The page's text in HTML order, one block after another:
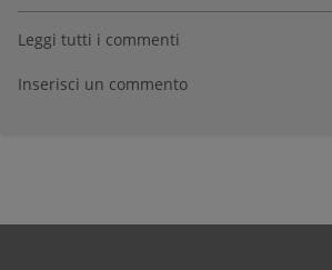
Leggi tutti i commenti
Inserisci un commento